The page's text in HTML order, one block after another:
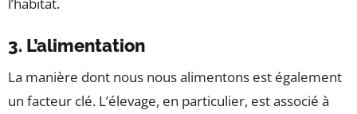
l’habitat.
3. L’alimentation
La manière dont nous nous alimentons est également
un facteur clé. L’élevage, en particulier, est associé à